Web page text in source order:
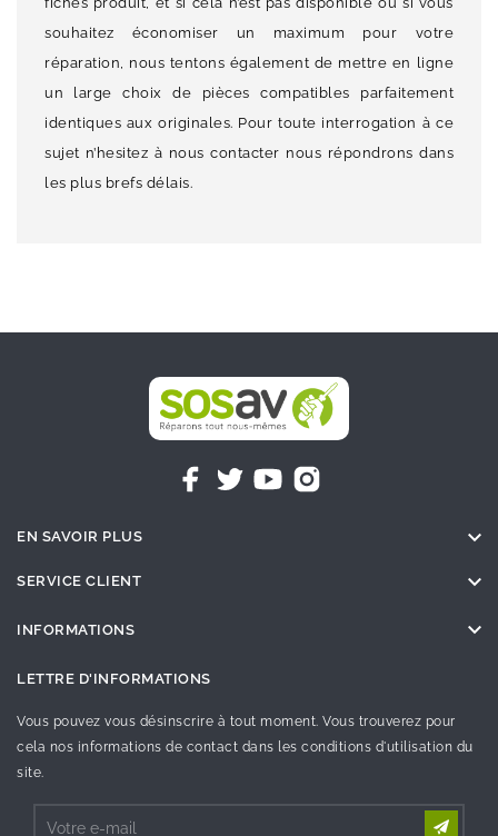
souhaitez économiser un maximum pour votre
réparation, nous tentons également de mettre en ligne
un large choix de pièces compatibles parfaitement
identiques aux originales. Pour toute interrogation à ce
sujet n’hesitez à nous contacter nous répondrons dans
les plus brefs délais.
EN SAVOIR PLUS 
SERVICE CLIENT 
INFORMATIONS 
LETTRE D'INFORMATIONS
Vous pouvez vous désinscrire à tout moment. Vous trouverez pour
cela nos informations de contact dans les conditions d'utilisation du
site.